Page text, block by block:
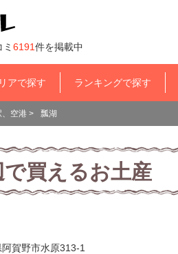
6191件を掲載中
アで探す ランキングで探す
、空港 > 瓢湖
で買えるお土産
賀野市水原313-1